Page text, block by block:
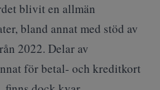
blivit en allmän
bland annat med stöd av
2022. Delar av
för betal- och kreditkort